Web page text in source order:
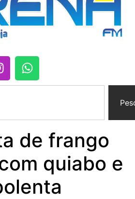
de frango
quiabo e